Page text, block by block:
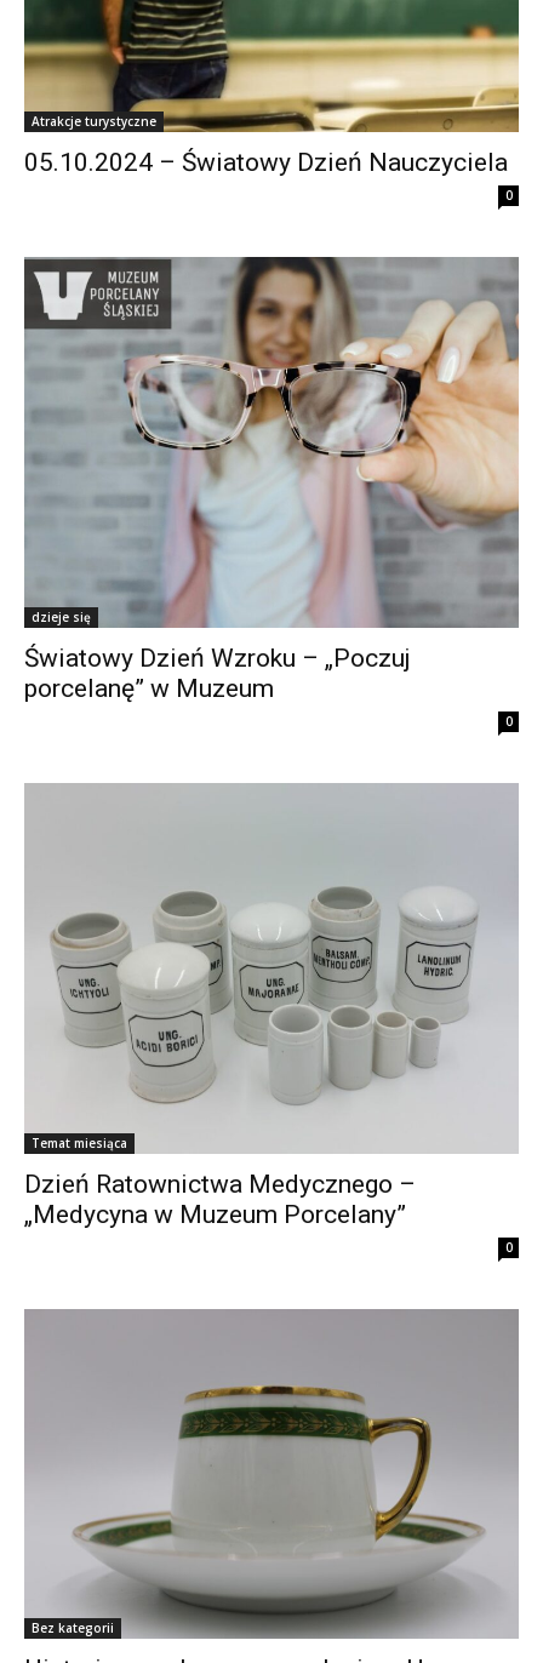
Atrakcje turystyczne
05.10.2024 – Światowy Dzień Nauczyciela
0
dzieje się
Światowy Dzień Wzroku – „Poczuj
porcelanę” w Muzeum
0
Temat miesiąca
Dzień Ratownictwa Medycznego –
„Medycyna w Muzeum Porcelany”
0
Bez kategorii